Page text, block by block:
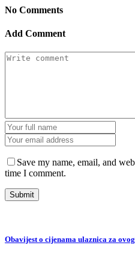
No Comments
Add Comment
Save my name, email, and
time I comment.
Obavijest o cijenama ulaznica za